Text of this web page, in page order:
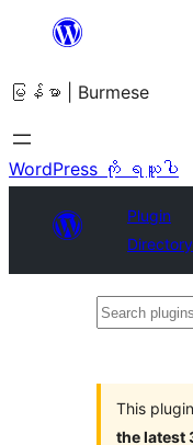
အကြောင်းအရာ
ကျော်သွား
ရန်
မြန်မာ | Burmese
WordPress ကို ရယူပါ
Plugin
Directory
Search
This plugin
the latest